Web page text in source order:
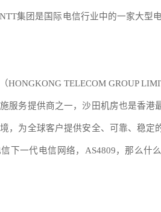
NTT集团是国际电信行业中的一家大型
HONGKONG TELECOM GROUP
服务提供商之一，沙田机房也是香港
，为全球客户提供安全、可靠、稳定
下一代电信网络， AS4809，那么什